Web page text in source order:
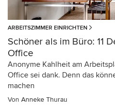
ARBEITSZIMMER EINRICHTEN
Schöner als im Büro: 11
Office
Anonyme Kahlheit am
Office sei dank. Denn das
machen
Von Anneke Thurau